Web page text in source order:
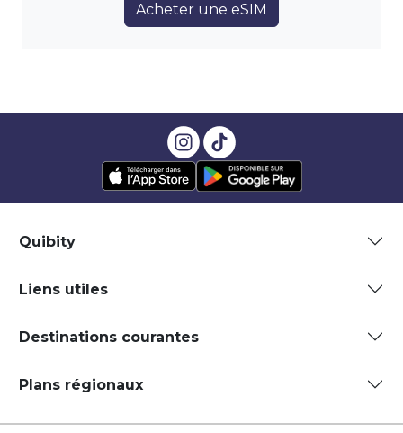
Acheter une eSIM
Quibity
Liens utiles
Destinations courantes
Plans régionaux